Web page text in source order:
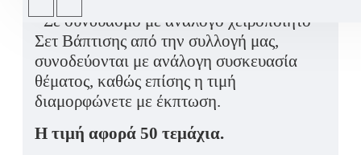
*Σε συνδυασμό με ανάλογο χειροποίητο
Σετ Βάπτισης από την συλλογή μας,
συνοδεύονται με ανάλογη συσκευασία
θέματος, καθώς επίσης η τιμή
διαμορφώνετε με έκπτωση.
Η τιμή αφορά 50 τεμάχια.